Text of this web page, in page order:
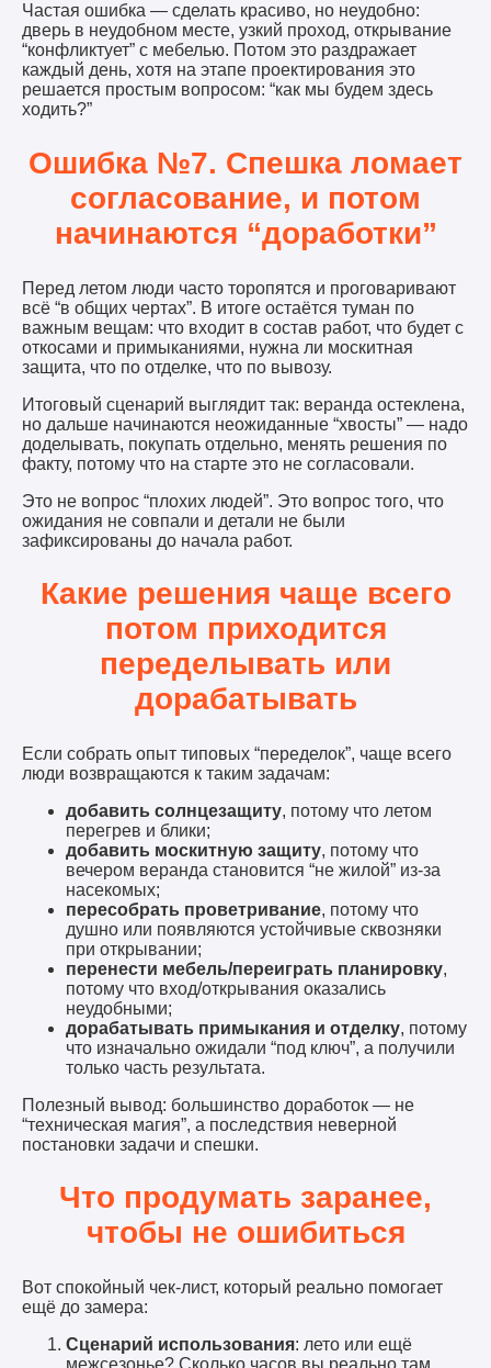
Частая ошибка — сделать красиво, но неудобно:
дверь в неудобном месте, узкий проход, открывание
“конфликтует” с мебелью. Потом это раздражает
каждый день, хотя на этапе проектирования это
решается простым вопросом: “как мы будем здесь
ходить?”
Ошибка №7. Спешка ломает
согласование, и потом
начинаются “доработки”
Перед летом люди часто торопятся и проговаривают
всё “в общих чертах”. В итоге остаётся туман по
важным вещам: что входит в состав работ, что будет с
откосами и примыканиями, нужна ли москитная
защита, что по отделке, что по вывозу.
Итоговый сценарий выглядит так: веранда остеклена,
но дальше начинаются неожиданные “хвосты” — надо
доделывать, покупать отдельно, менять решения по
факту, потому что на старте это не согласовали.
Это не вопрос “плохих людей”. Это вопрос того, что
ожидания не совпали и детали не были
зафиксированы до начала работ.
Какие решения чаще всего
потом приходится
переделывать или
дорабатывать
Если собрать опыт типовых “переделок”, чаще всего
люди возвращаются к таким задачам:
добавить солнцезащиту, потому что летом
перегрев и блики;
добавить москитную защиту, потому что
вечером веранда становится “не жилой” из-за
насекомых;
пересобрать проветривание, потому что
душно или появляются устойчивые сквозняки
при открывании;
перенести мебель/переиграть планировку,
потому что вход/открывания оказались
неудобными;
дорабатывать примыкания и отделку, потому
что изначально ожидали “под ключ”, а получили
только часть результата.
Полезный вывод: большинство доработок — не
“техническая магия”, а последствия неверной
постановки задачи и спешки.
Что продумать заранее,
чтобы не ошибиться
Вот спокойный чек-лист, который реально помогает
ещё до замера:
Сценарий использования: лето или ещё